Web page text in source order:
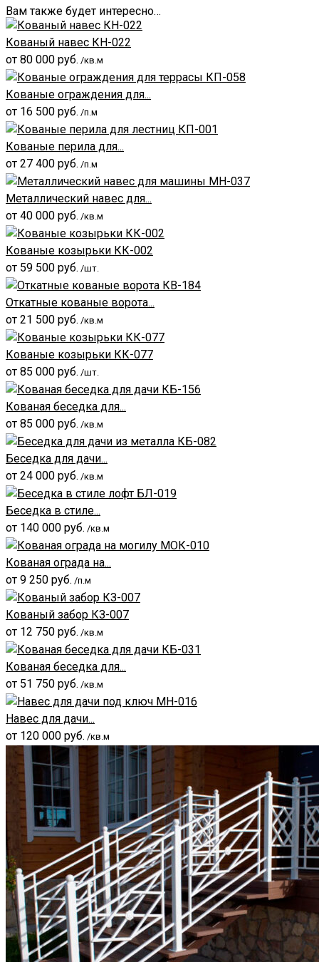
Вам также будет интересно…
Кованый навес КН-022
от 80 000 руб. /кв.м
Кованые ограждения для...
от 16 500 руб. /п.м
Кованые перила для...
от 27 400 руб. /п.м
Металлический навес для...
от 40 000 руб. /кв.м
Кованые козырьки КК-002
от 59 500 руб. /шт.
Откатные кованые ворота...
от 21 500 руб. /кв.м
Кованые козырьки КК-077
от 85 000 руб. /шт.
Кованая беседка для...
от 85 000 руб. /кв.м
Беседка для дачи...
от 24 000 руб. /кв.м
Беседка в стиле...
от 140 000 руб. /кв.м
Кованая ограда на...
от 9 250 руб. /п.м
Кованый забор КЗ-007
от 12 750 руб. /кв.м
Кованая беседка для...
от 51 750 руб. /кв.м
Навес для дачи...
от 120 000 руб. /кв.м